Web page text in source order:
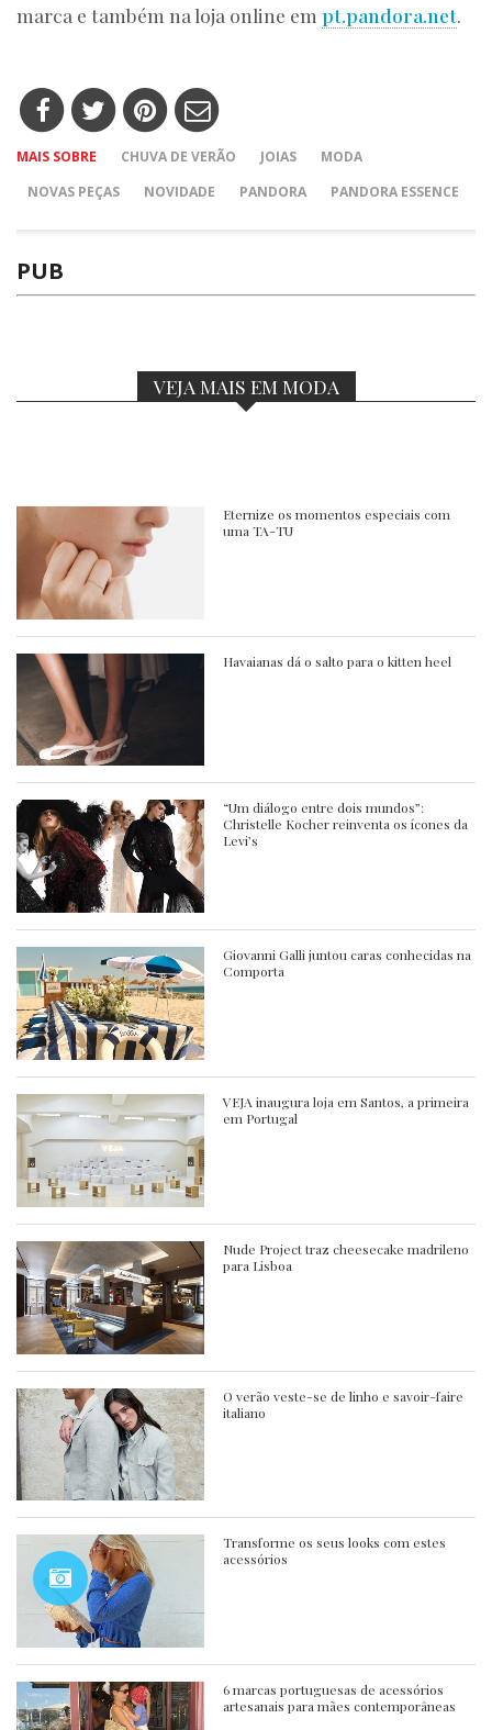
marca e também na loja online em pt.pandora.net.
MAIS SOBRE CHUVA DE VERÃO JOIAS
MODA
NOVAS PEÇAS
NOVIDADE PANDORA PANDORA ESSENCE
PUB
VEJA MAIS EM MODA
Eternize os momentos especiais com
uma TA-TU
Havaianas dá o salto para o kitten heel
“Um diálogo entre dois mundos”:
Christelle Kocher reinventa os ícones da
Levi’s
Giovanni Galli juntou caras conhecidas na
Comporta
VEJA inaugura loja em Santos, a primeira
em Portugal
Nude Project traz cheesecake madrileno
para Lisboa
O verão veste-se de linho e savoir-faire
italiano
Transforme os seus looks com estes
acessórios
6 marcas portuguesas de acessórios
artesanais para mães contemporâneas